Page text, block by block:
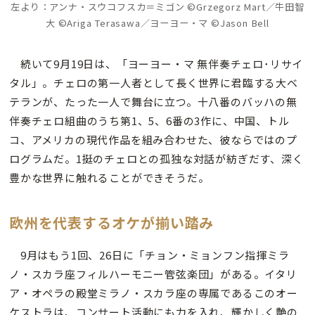
左より：アンナ・スウコフスカ＝ミゴン ©Grzegorz Mart／牛田智
大 ©Ariga Terasawa／ヨーヨー・マ ©Jason Bell
続いて9月19日は、「ヨーヨー・マ 無伴奏チェロ･リサイ
タル」。チェロの第一人者として長く世界に君臨する大ベ
テランが、たった一人で舞台に立つ。十八番のバッハの無
伴奏チェロ組曲のうち第1、5、6番の3作に、中国、トル
コ、アメリカの現代作品を組み合わせた、彼ならではのプ
ログラムだ。1挺のチェロとの孤独な対話が紡ぎだす、深く
豊かな世界に触れることができそうだ。
欧州を代表するオケが揃い踏み
9月はもう1回、26日に「チョン・ミョンフン指揮ミラ
ノ・スカラ座フィルハーモニー管弦楽団」がある。イタリ
ア・オペラの殿堂ミラノ・スカラ座の専属であるこのオー
ケストラは、コンサート活動にも力を入れ、輝かしく艶の